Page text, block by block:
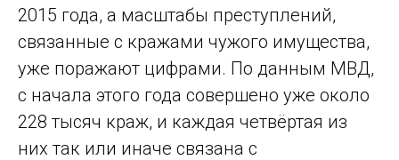
2015 года, а масштабы преступлений,
связанные с кражами чужого имущества,
уже поражают цифрами. По данным МВД,
с начала этого года совершено уже около
228 тысяч краж, и каждая четвёртая из
них так или иначе связана с